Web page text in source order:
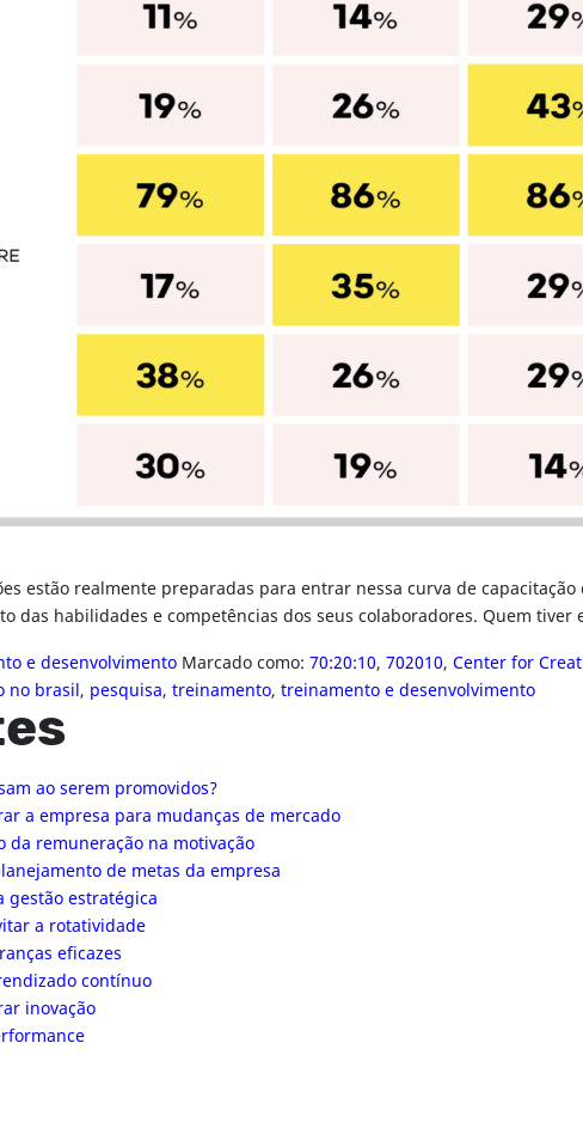
estão realmente preparadas para entrar nessa curva de
das habilidades e competências dos seus colaboradores. Quem
e desenvolvimento Marcado como: 70:20:10, 702010, Center for
no brasil, pesquisa, treinamento, treinamento e desenvolvimento
ao serem promovidos?
a empresa para mudanças de mercado
da remuneração na motivação
de metas da empresa
gestão estratégica
a rotatividade
eficazes
contínuo
inovação